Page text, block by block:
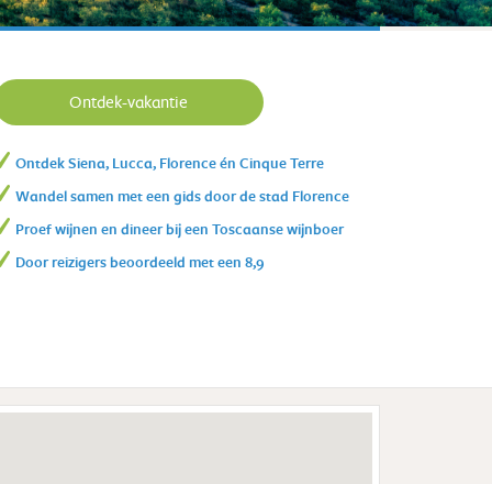
Ontdek-vakantie
Ontdek Siena, Lucca, Florence én Cinque Terre
Wandel samen met een gids door de stad Florence
Proef wijnen en dineer bij een Toscaanse wijnboer
Door reizigers beoordeeld met een 8,9
Terre